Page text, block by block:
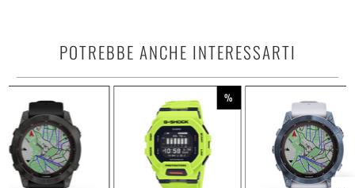
POTREBBE ANCHE INTERESSARTI
%